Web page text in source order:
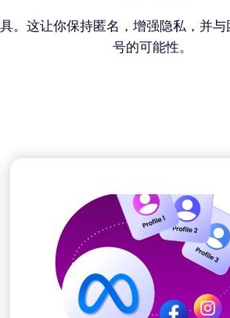
。这让你保持匿名，增强隐私，并
号的可能性。